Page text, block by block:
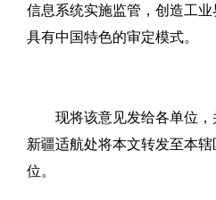
信息系统实施监管，创造工
具有中国特色的审定模式。
现将该意见发给各单位
新疆适航处将本文转发至本
位。